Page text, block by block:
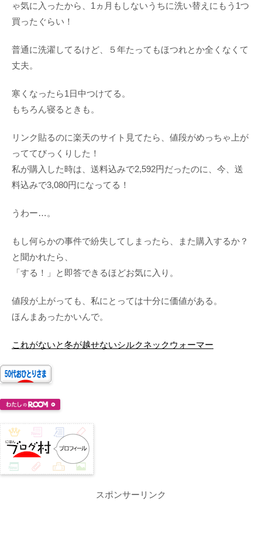
ゃ気に入ったから、1ヵ月もしないうちに洗い替えにもう1つ
買ったぐらい！
普通に洗濯してるけど、５年たってもほつれとか全くなくて
丈夫。
寒くなったら1日中つけてる。
もちろん寝るときも。
リンク貼るのに楽天のサイト見てたら、値段がめっちゃ上が
っててびっくりした！
私が購入した時は、送料込みで2,592円だったのに、今、送
料込みで3,080円になってる！
うわー…。
もし何らかの事件で紛失してしまったら、また購入するか？
と聞かれたら、
「する！」と即答できるほどお気に入り。
値段が上がっても、私にとっては十分に価値がある。
ほんまあったかいんで。
これがないと冬が越せないシルクネックウォーマー
スポンサーリンク